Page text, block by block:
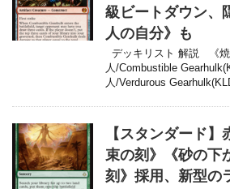
級ビートダウン、
人の自分》も
デッキリスト 解説 《
人/Combustible
人/Verdurous
【スタンダード
束の刻》《砂の下
刻》採用、新型の